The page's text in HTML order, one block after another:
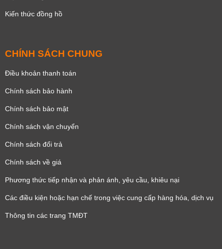
Kiến thức đồng hồ
CHÍNH SÁCH CHUNG
Điều khoản thanh toán
Chính sách bảo hành
Chính sách bảo mật
Chính sách vận chuyển
Chính sách đổi trả
Chính sách về giá
Phương thức tiếp nhận và phản ánh, yêu cầu, khiêu nại
Các điều kiện hoặc hạn chế trong việc cung cấp hàng hóa, dịch vụ
Thông tin các trang TMĐT